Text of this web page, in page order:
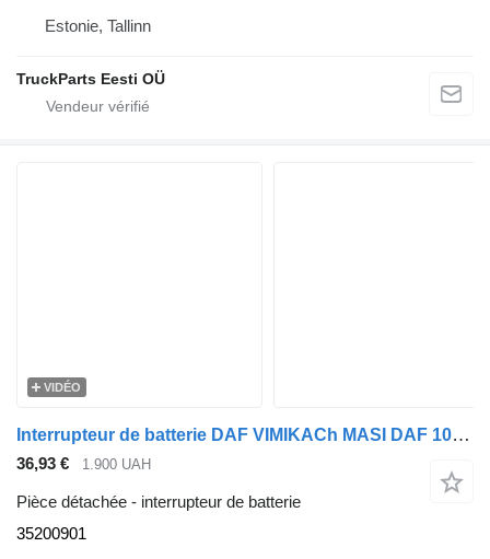
Estonie, Tallinn
TruckParts Eesti OÜ
VIDÉO
Interrupteur de batterie DAF VIMIKACh MASI DAF 105 XF 200A 35200901 pour tracteur routier DAF XF105
36,93 € 1.900 UAH
Pièce détachée - interrupteur de batterie
35200901